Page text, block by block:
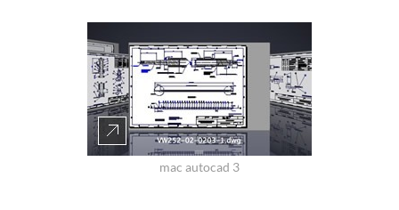
mac autocad 3